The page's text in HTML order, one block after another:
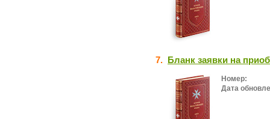
7. Бланк заявки на
Номер:
Дата